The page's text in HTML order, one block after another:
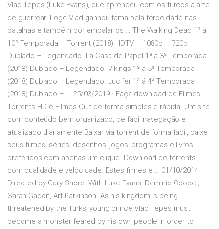
Vlad Tepes (Luke Evans), que aprendeu com os turcos a arte
de guerrear. Logo Vlad ganhou fama pela ferocidade nas
batalhas e também por empalar os … The Walking Dead 1ª á
10ª Temporada – Torrent (2018) HDTV – 1080p – 720p
Dublado – Legendado. La Casa de Papel 1ª á 3ª Temporada
(2018) Dublado – Legendado. Vikings 1ª á 5ª Temporada
(2018) Dublado – Legendado. Lucifer 1ª á 4ª Temporada
(2018) Dublado – … 25/03/2019 · Faça download de Filmes
Torrents HD e Filmes Cult de forma simples e rápida. Um site
com conteúdo bem organizado, de fácil navegação e
atualizado diariamente.Baixar via torrent de forma fácil, baixe
seus filmes, séries, desenhos, jogos, programas e livros
preferidos com apenas um clique. Download de torrents
com qualidade e velocidade. Estes filmes e … 01/10/2014 ·
Directed by Gary Shore. With Luke Evans, Dominic Cooper,
Sarah Gadon, Art Parkinson. As his kingdom is being
threatened by the Turks, young prince Vlad Tepes must
become a monster feared by his own people in order to